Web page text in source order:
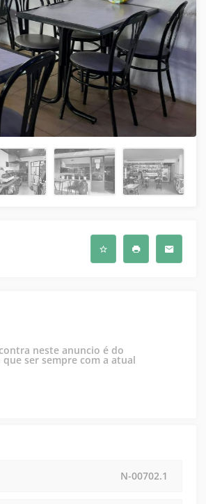
neste anuncio é do
ser sempre com a atual
N-00702.1